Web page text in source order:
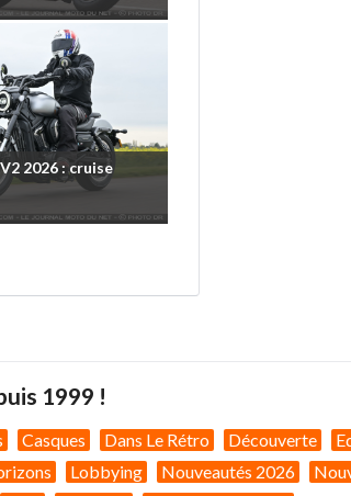
V2 2026: cruise
1999 !
Casques Dans Le Rétro Découverte
Lobbying Nouveautés 2026